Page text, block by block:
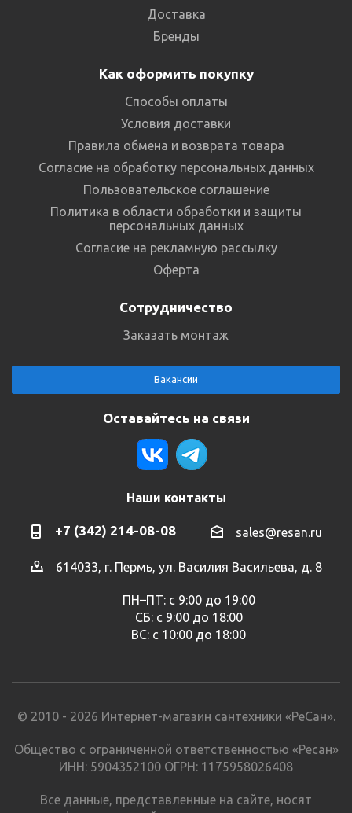
Доставка
Бренды
Как оформить покупку
Способы оплаты
Условия доставки
Правила обмена и возврата товара
Согласие на обработку персональных данных
Пользовательское соглашение
Политика в области обработки и защиты
персональных данных
Согласие на рекламную рассылку
Оферта
Сотрудничество
Заказать монтаж
Вакансии
Оставайтесь на связи
Наши контакты
+7 (342) 214-08-08 sales@resan.ru
614033, г. Пермь, ул. Василия Васильева, д. 8
ПН–ПТ: с 9:00 до 19:00
СБ: с 9:00 до 18:00
ВС: с 10:00 до 18:00
© 2010 - 2026 Интернет-магазин сантехники «РеСан».
Общество с ограниченной ответственностью «Ресан»
ИНН: 5904352100 ОГРН: 1175958026408
Все данные, представленные на сайте, носят